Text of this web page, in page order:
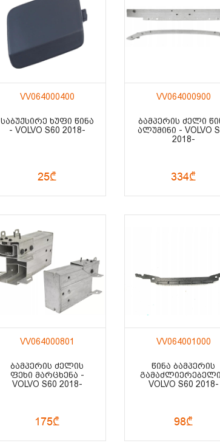
VV064000400
ᲡᲐᲑᲣᲥᲡᲘᲠᲔ ᲮᲣᲤᲘ ᲬᲘᲜᲐ
- VOLVO S60 2018-
25₾
VV064000900
ᲑᲐᲛᲞᲔᲠᲘᲡ ᲫᲔᲚᲘ
ᲐᲚᲣᲛᲘᲜᲘ - VOLVO
2018-
334₾
VV064000801
ᲑᲐᲛᲞᲔᲠᲘᲡ ᲫᲔᲚᲘᲡ
ᲤᲔᲮᲘ ᲛᲐᲠᲪᲮᲔᲜᲐ -
VOLVO S60 2018-
175₾
VV064001000
ᲬᲘᲜᲐ ᲑᲐᲛᲞᲔᲠᲘᲡ
VOLVO S60 2018-
98₾